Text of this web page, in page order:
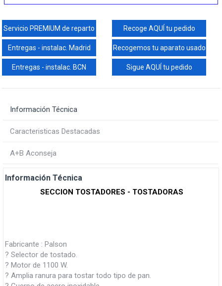
Servicio PREMIUM de reparto Recoge AQUÍ tu pedido
Entregas - instalac. Madrid Recogemos tu aparato usado
Entregas - instalac. BCN Sigue AQUÍ tu pedido
Información Técnica
Caracteristicas Destacadas
A+B Aconseja
Información Técnica
SECCION TOSTADORES - TOSTADORAS
Fabricante : Palson
? Selector de tostado.
? Motor de 1100 W.
? Amplia ranura para tostar todo tipo de pan.